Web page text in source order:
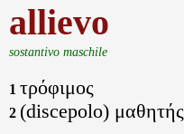
allievo
sostantivo maschile
1 τρόφιμος
2 (discepolo) μαθητής